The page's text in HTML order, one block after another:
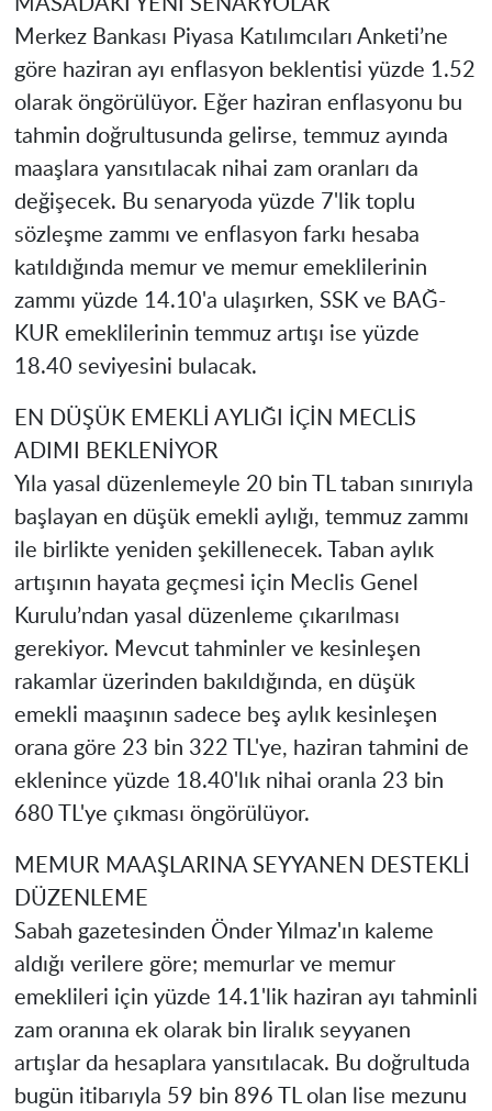
Merkez Bankası Piyasa Katılımcıları Anketi’ne
göre haziran ayı enflasyon beklentisi yüzde 1.52
olarak öngörülüyor. Eğer haziran enflasyonu bu
tahmin doğrultusunda gelirse, temmuz ayında
maaşlara yansıtılacak nihai zam oranları da
değişecek. Bu senaryoda yüzde 7'lik toplu
sözleşme zammı ve enflasyon farkı hesaba
katıldığında memur ve memur emeklilerinin
zammı yüzde 14.10'a ulaşırken, SSK ve BAĞ-
KUR emeklilerinin temmuz artışı ise yüzde
18.40 seviyesini bulacak.
EN DÜŞÜK EMEKLİ AYLIĞI İÇİN MECLİS
ADIMI BEKLENİYOR
Yıla yasal düzenlemeyle 20 bin TL taban sınırıyla
başlayan en düşük emekli aylığı, temmuz zammı
ile birlikte yeniden şekillenecek. Taban aylık
artışının hayata geçmesi için Meclis Genel
Kurulu’ndan yasal düzenleme çıkarılması
gerekiyor. Mevcut tahminler ve kesinleşen
rakamlar üzerinden bakıldığında, en düşük
emekli maaşının sadece beş aylık kesinleşen
orana göre 23 bin 322 TL'ye, haziran tahmini de
eklenince yüzde 18.40'lık nihai oranla 23 bin
680 TL'ye çıkması öngörülüyor.
MEMUR MAAŞLARINA SEYYANEN DESTEKLİ
DÜZENLEME
Sabah gazetesinden Önder Yılmaz'ın kaleme
aldığı verilere göre; memurlar ve memur
emeklileri için yüzde 14.1'lik haziran ayı tahminli
zam oranına ek olarak bin liralık seyyanen
artışlar da hesaplara yansıtılacak. Bu doğrultuda
bugün itibarıyla 59 bin 896 TL olan lise mezunu